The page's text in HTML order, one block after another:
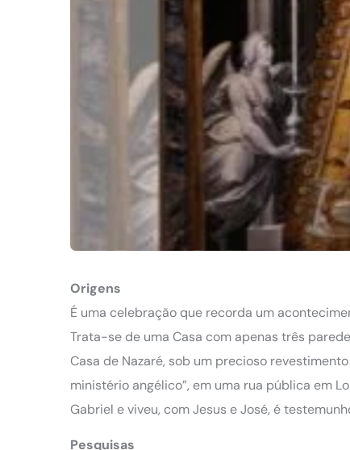
Origens
É uma celebração que recorda um
Trata-se de uma Casa com apenas três
Casa de Nazaré, sob um precioso
ministério angélico”, em uma rua pública em
Gabriel e viveu, com Jesus e José, é
Pesquisas